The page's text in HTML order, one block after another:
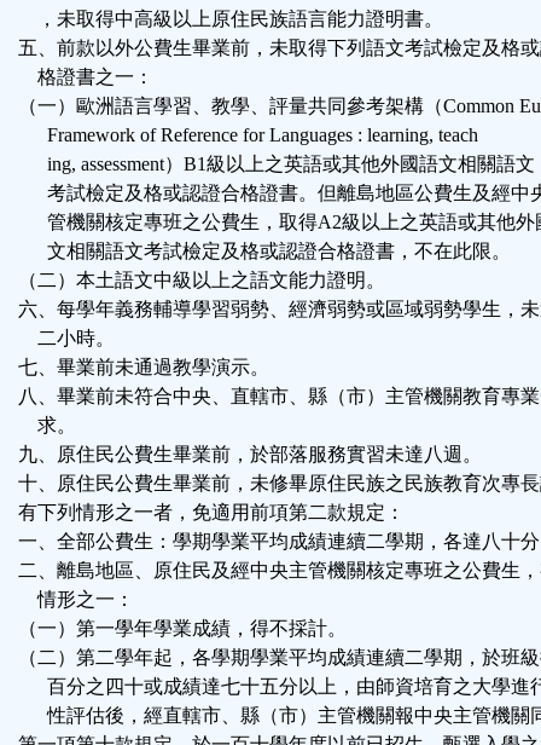
，未取得中高級以上原住民族語言能力證明書。
五、前款以外公費生畢業前，未取得下列語文考試檢定及格
格證書之一：
（一）歐洲語言學習、教學、評量共同參考架構（Common
Framework of Reference for Languages : learning, teach
ing, assessment）B1級以上之英語或其他外國語文相關語文
考試檢定及格或認證合格證書。但離島地區公費生及經中
管機關核定專班之公費生，取得A2級以上之英語或其他外
文相關語文考試檢定及格或認證合格證書，不在此限。
（二）本土語文中級以上之語文能力證明。
六、每學年義務輔導學習弱勢、經濟弱勢或區域弱勢學生，
二小時。
七、畢業前未通過教學演示。
八、畢業前未符合中央、直轄市、縣（市）主管機關教育專
求。
九、原住民公費生畢業前，於部落服務實習未達八週。
十、原住民公費生畢業前，未修畢原住民族之民族教育次專
有下列情形之一者，免適用前項第二款規定：
一、全部公費生：學期學業平均成績連續二學期，各達八十
二、離島地區、原住民及經中央主管機關核定專班之公費生
情形之一：
（一）第一學年學業成績，得不採計。
（二）第二學年起，各學期學業平均成績連續二學期，於班
百分之四十或成績達七十五分以上，由師資培育之大學進
性評估後，經直轄市、縣（市）主管機關報中央主管機關